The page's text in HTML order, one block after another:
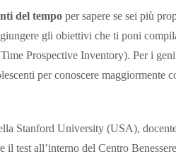
del tempo per sapere se sei più
gli obiettivi che ti poni
Prospective Inventory). Per i
per conoscere maggiormente
Stanford University (USA),
il test all’interno del Centro